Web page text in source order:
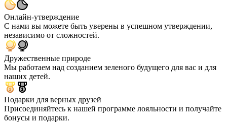
Онлайн-утверждение
С нами вы можете быть уверены в успешном утверждении,
независимо от сложностей.
Дружественные природе
Мы работаем над созданием зеленого будущего для вас и для
наших детей.
Подарки для верных друзей
Присоединяйтесь к нашей программе лояльности и получайте
бонусы и подарки.